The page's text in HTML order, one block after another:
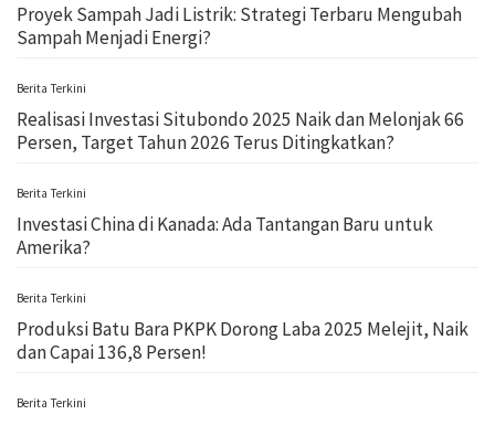
Proyek Sampah Jadi Listrik: Strategi Terbaru Mengubah
Sampah Menjadi Energi?
Berita Terkini
Realisasi Investasi Situbondo 2025 Naik dan Melonjak 66
Persen, Target Tahun 2026 Terus Ditingkatkan?
Berita Terkini
Investasi China di Kanada: Ada Tantangan Baru untuk
Amerika?
Berita Terkini
Produksi Batu Bara PKPK Dorong Laba 2025 Melejit, Naik
dan Capai 136,8 Persen!
Berita Terkini